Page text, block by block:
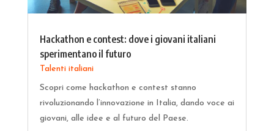
Hackathon e contest: dove i giovani italiani
sperimentano il futuro
Talenti italiani
Scopri come hackathon e contest stanno
rivoluzionando l’innovazione in Italia, dando voce ai
giovani, alle idee e al futuro del Paese.